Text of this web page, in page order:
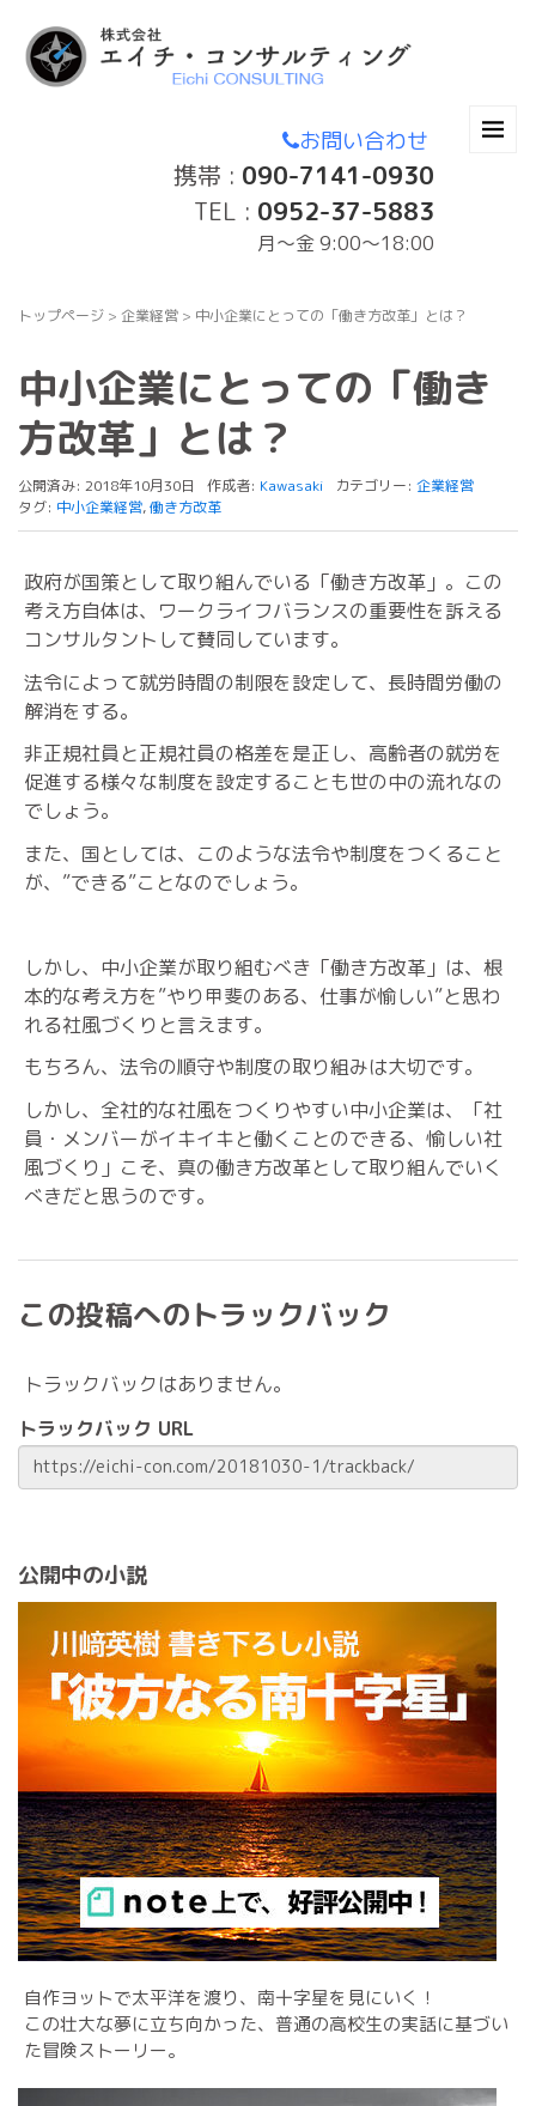
お問い合わせ
携帯 : 090-7141-0930
TEL : 0952-37-5883
月〜金 9:00～18:00
トップページ > 企業経営 > 中小企業にとっての「働き方改革」とは？
中小企業にとっての「働き
方改革」とは？
公開済み: 2018年10月30日 作成者: Kawasaki カテゴリー: 企業経営
タグ: 中小企業経営,働き方改革
政府が国策として取り組んでいる「働き方改革」。この
考え方自体は、ワークライフバランスの重要性を訴える
コンサルタントして賛同しています。
法令によって就労時間の制限を設定して、長時間労働の
解消をする。
非正規社員と正規社員の格差を是正し、高齢者の就労を
促進する様々な制度を設定することも世の中の流れなの
でしょう。
また、国としては、このような法令や制度をつくること
が、”できる”ことなのでしょう。
しかし、中小企業が取り組むべき「働き方改革」は、根
本的な考え方を”やり甲斐のある、仕事が愉しい”と思わ
れる社風づくりと言えます。
もちろん、法令の順守や制度の取り組みは大切です。
しかし、全社的な社風をつくりやすい中小企業は、「社
員・メンバーがイキイキと働くことのできる、愉しい社
風づくり」こそ、真の働き方改革として取り組んでいく
べきだと思うのです。
この投稿へのトラックバック
トラックバックはありません。
トラックバック URL
公開中の小説
自作ヨットで太平洋を渡り、南十字星を見にいく！
この壮大な夢に立ち向かった、普通の高校生の実話に基づい
た冒険ストーリー。